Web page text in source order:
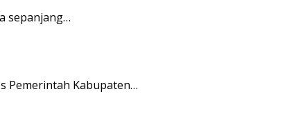
sepanjang…
Pemerintah Kabupaten…